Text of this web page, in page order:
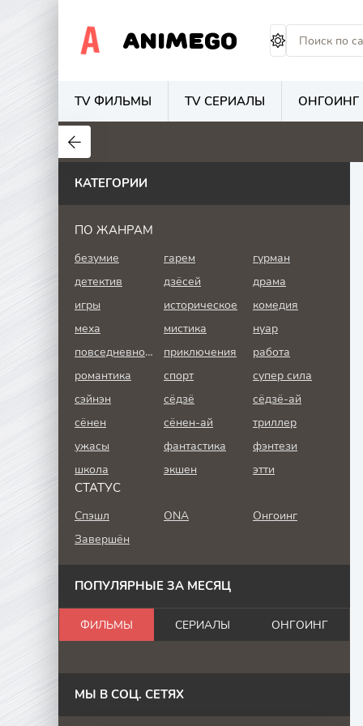
ANIMEGO
TV ФИЛЬМЫ TV СЕРИАЛЫ ОНГОИНГ
4.2
КАТЕГОРИИ
ПО ЖАНРАМ
безумие гарем
гурман
детектив
дзёсей
драма
игры
историческое
комедия
меха
мистика
нуар
повседневность
приключения
работа
романтика
спорт
супер сила
сэйнэн
сёдзё
сёдзё-ай
сёнен
сёнен-ай
триллер
ужасы
фантастика
фэнтези
школа
экшен этти
СТАТУС
Спэшл ONA
Онгоинг
Завершён
ПОПУЛЯРНЫЕ ЗА МЕСЯЦ
ФИЛЬМЫ СЕРИАЛЫ ОНГОИНГ
МЫ В СОЦ. СЕТЯХ